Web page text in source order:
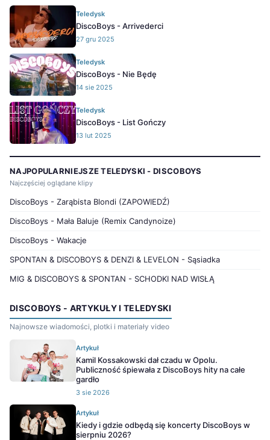
Teledysk
DiscoBoys - Arrivederci
27 gru 2025
Teledysk
DiscoBoys - Nie Będę
14 sie 2025
Teledysk
DiscoBoys - List Gończy
13 lut 2025
NAJPOPULARNIEJSZE TELEDYSKI - DISCOBOYS
Najczęściej oglądane klipy
DiscoBoys - Zarąbista Blondi (ZAPOWIEDŹ)
DiscoBoys - Mała Baluje (Remix Candynoize)
DiscoBoys - Wakacje
SPONTAN & DISCOBOYS & DENZI & LEVELON - Sąsiadka
MIG & DISCOBOYS & SPONTAN - SCHODKI NAD WISŁĄ
DISCOBOYS - ARTYKUŁY I TELEDYSKI
Najnowsze wiadomości, plotki i materiały video
Artykuł
Kamil Kossakowski dał czadu w Opolu.
Publiczność śpiewała z DiscoBoys hity na całe
gardło
3 sie 2026
Artykuł
Kiedy i gdzie odbędą się koncerty DiscoBoys w
sierpniu 2026?